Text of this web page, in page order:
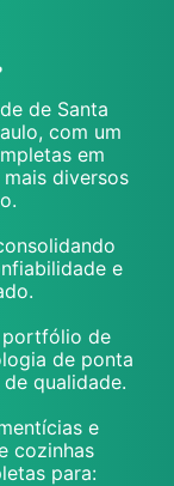
de Santa
com um
em
diversos
e
portfólio de
de ponta
qualidade.
e
cozinhas
para: